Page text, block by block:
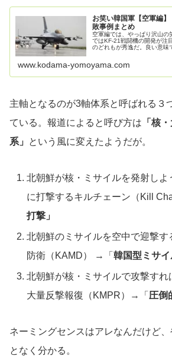
お笑い韓国軍【空軍編
敗事例まとめ
空軍編では、やっぱり沢山の
ではKF-21戦闘機の開発が注
のどれもが秀逸だ。良い意味
www.kodama-yomoyama.com
主軸となるのが3軸体系と呼ばれる３
ている。報道によると呼び方は 「核
系」
という風に変えたようだが。
北朝鮮が核・ミサイルを発射しよ
に打撃するキルチェーン（Kill
打撃」
北朝鮮のミサイルを空中で迎撃す
防衛（KAMD） →「韓国型ミサ
北朝鮮が核・ミサイルで攻撃すれ
大量反撃報復（KMPR）→「 圧倒
ネーミングセンスはアレなんだけど
となく分かる。